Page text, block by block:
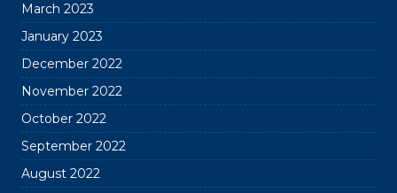
March 2023
January 2023
December 2022
November 2022
October 2022
September 2022
August 2022